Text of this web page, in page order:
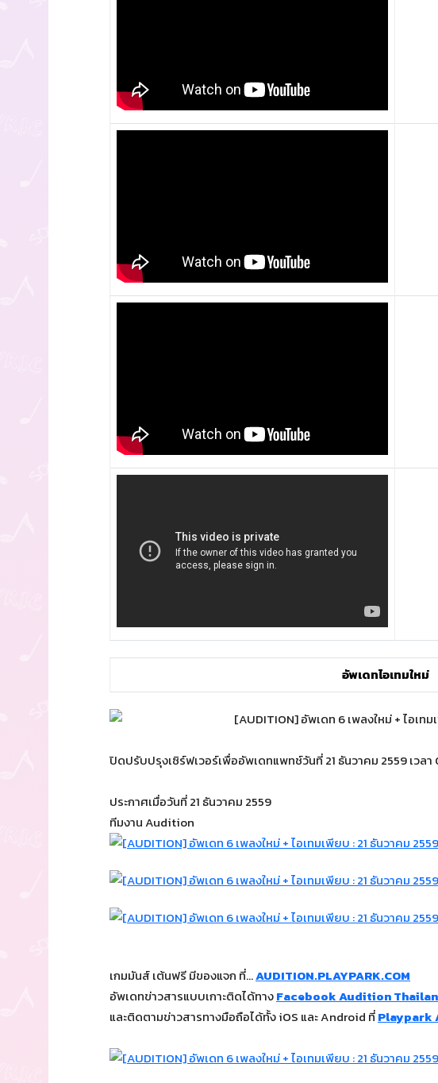
อัพเดทไอเทมใหม่
ปิดปรับปรุงเซิร์ฟเวอร์เพื่ออัพเดทแพทช์วันที่ 21 ธันวาคม 2559 เวลา
ประกาศเมื่อวันที่ 21 ธันวาคม 2559
ทีมงาน Audition
เกมมันส์ เต้นฟรี มีของแจก ที่…AUDITION.PLAYPARK.COM
อัพเดทข่าวสารแบบเกาะติดได้ทางFacebook Audition
และติดตามข่าวสารทางมือถือได้ทั้ง iOS และ Android ที่Playpark